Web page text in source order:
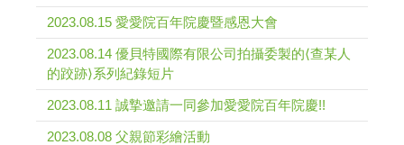
2023.08.15 愛愛院百年院慶暨感恩大會
2023.08.14 優貝特國際有限公司拍攝委製的⟨查某人
的跤跡⟩系列紀錄短片
2023.08.11 誠摯邀請一同參加愛愛院百年院慶!!
2023.08.08 父親節彩繪活動